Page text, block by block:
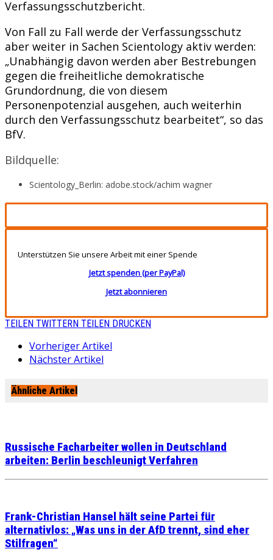
Verfassungsschutzbericht.
Von Fall zu Fall werde der Verfassungsschutz
aber weiter in Sachen Scientology aktiv werden:
„Unabhängig davon werden aber Bestrebungen
gegen die freiheitliche demokratische
Grundordnung, die von diesem
Personenpotenzial ausgehen, auch weiterhin
durch den Verfassungsschutz bearbeitet“, so das
BfV.
Bildquelle:
Scientology_Berlin: adobe.stock/achim wagner
Unterstützen Sie unsere Arbeit mit einer Spende
Jetzt spenden (per PayPal)
Jetzt abonnieren
TEILEN TWITTERN TEILEN DRUCKEN
Vorheriger Artikel
Nächster Artikel
Ähnliche Artikel
Russische Facharbeiter wollen in Deutschland
arbeiten: Berlin beschleunigt Verfahren
Frank-Christian Hansel hält seine Partei für
alternativlos: „Was uns in der AfD trennt, sind eher
Stilfragen“